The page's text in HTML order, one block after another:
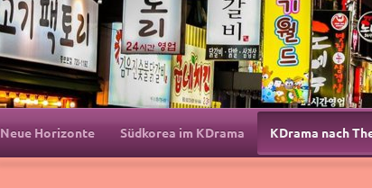
Neue Horizonte Südkorea im KDrama KDrama nach